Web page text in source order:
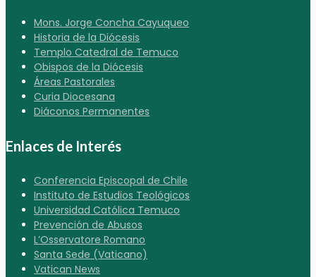
Mons. Jorge Concha Cayuqueo
Historia de la Diócesis
Templo Catedral de Temuco
Obispos de la Diócesis
Áreas Pastorales
Curia Diocesana
Diáconos Permanentes
Enlaces de Interés
Conferencia Episcopal de Chile
Instituto de Estudios Teológicos
Universidad Católica Temuco
Prevención de Abusos
L’Osservatore Romano
Santa Sede (Vaticano)
Vatican News